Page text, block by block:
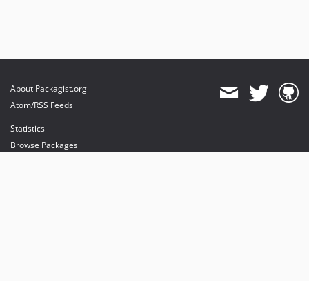
About Packagist.org
Atom/RSS Feeds
Statistics
Browse Packages